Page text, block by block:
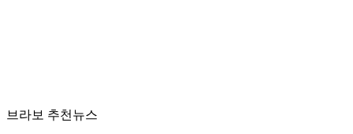
브라보 추천뉴스